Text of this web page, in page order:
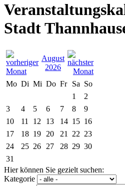
Stadt
August
2026
Mo Di Mi Do Fr Sa So
1
2
3
4 5 6 7 8
9
10
11 12 13 14 15 16
17
18 19 20 21 22 23
24
25 26 27 28 29 30
31
Hier können Sie gezielt suchen:
Kategorie